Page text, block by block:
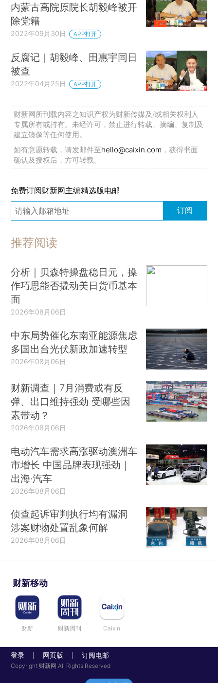
内蒙古高院原院长胡毅峰被开
除党籍
2022年09月30日 APP打开
反腐记｜胡毅峰、田惠宇同日
被查
2022年04月25日 APP打开
财新网所刊载内容之知识产权为财新传媒及/或相关权利人
专属所有或持有。未经许可，禁止进行转载、摘编、复制及
建立镜像等任何使用。
如有意愿转载，请发邮件至hello@caixin.com ，获得书面
确认及授权后，方可转载。
免费订阅财新网主编精选版电邮
订阅
推荐阅读
分析｜贝森特操盘稳日元，操
作巧思能否撬动美日货币基本
面
2026年08月06日
中东局势催化东南亚能源焦虑
多国出台光伏新政加速转型
2026年08月06日
财新调查｜7月消费或有反
弹、出口维持强劲 受哪些因
素带动？
2026年08月06日
电动汽车需求高涨驱动澳洲车
市增长 中国品牌表现强劲｜
出海·汽车
2026年08月06日
侦查起诉审判执行均有漏洞
涉案财物处置乱象何解
2026年08月06日
财新移动
财新 财新周刊 Caixin
登录 网页版 订阅电邮
Copyright 财新网 All Rights Reserved